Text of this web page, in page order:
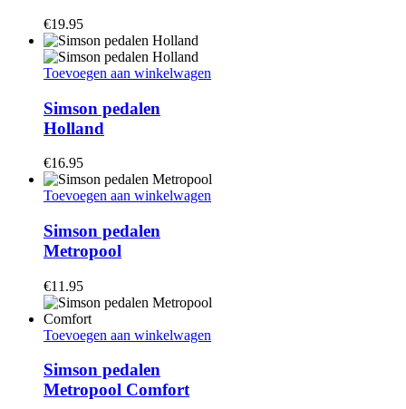
€19.95
Toevoegen aan winkelwagen
Simson pedalen
Holland
€16.95
Toevoegen aan winkelwagen
Simson pedalen
Metropool
€11.95
Toevoegen aan winkelwagen
Simson pedalen
Metropool Comfort